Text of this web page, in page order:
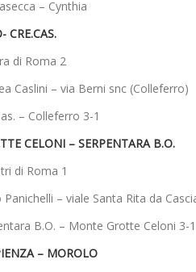
– Cynthia
CRE.CAS.
di Roma 2
Caslini – via Berni snc (Colleferro)
– Colleferro 3-1
CELONI – SERPENTARA B.O.
di Roma 1
Panichelli – viale Santa Rita da
B.O. – Monte Grotte Celoni 3-1
– MOROLO